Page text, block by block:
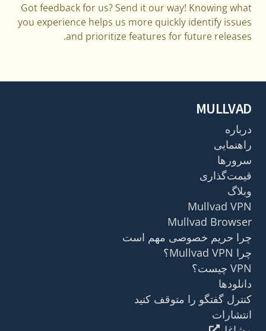
Got feedback for us? Send it our way! Knowing what
you experience helps us more quickly identify issues
and prioritize features for future releases.
MULLVAD
درباره
راهنمایی
سرورها
قیمت‌گذاری
وبلاگ
Mullvad VPN
Mullvad Browser
چرا حریم خصوصی مهم است
چرا Mullvad VPN؟
VPN چیست؟
دانلودها
کنترل گفتگو را متوقف کنید
انتشارات